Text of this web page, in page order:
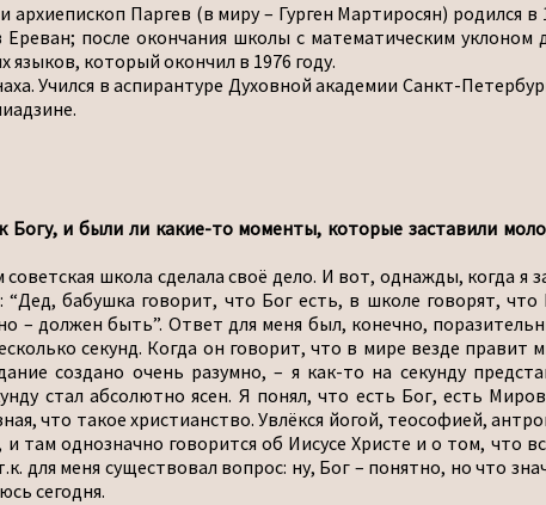
Паргев (в миру – Гурген Мартиросян) родился в
после окончания школы с математическим уклоном
языков, который окончил в 1976 году.
Учился в аспирантуре Духовной академии Санкт-
и были ли какие-то моменты, которые заставили
школа сделала своё дело. И вот, однажды, когда я
бабушка говорит, что Бог есть, в школе говорят,
– должен быть”. Ответ для меня был, конечно,
секунд. Когда он говорит, что в мире везде
создано очень разумно, – я как-то на секунду
стал абсолютно ясен. Я понял, что есть Бог, есть
что такое христианство. Увлёкся йогой, теософией,
однозначно говорится об Иисусе Христе и о том, что
для меня существовал вопрос: ну, Бог – понятно, но что
сегодня.